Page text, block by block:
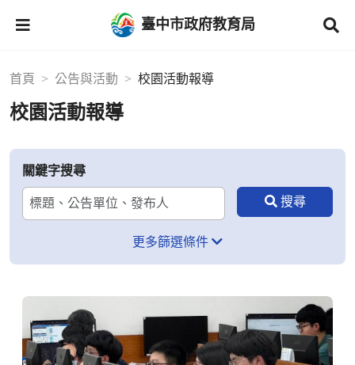
臺中市政府教育局
首頁 公告與活動 校園活動報導
校園活動報導
關鍵字搜尋
更多篩選條件